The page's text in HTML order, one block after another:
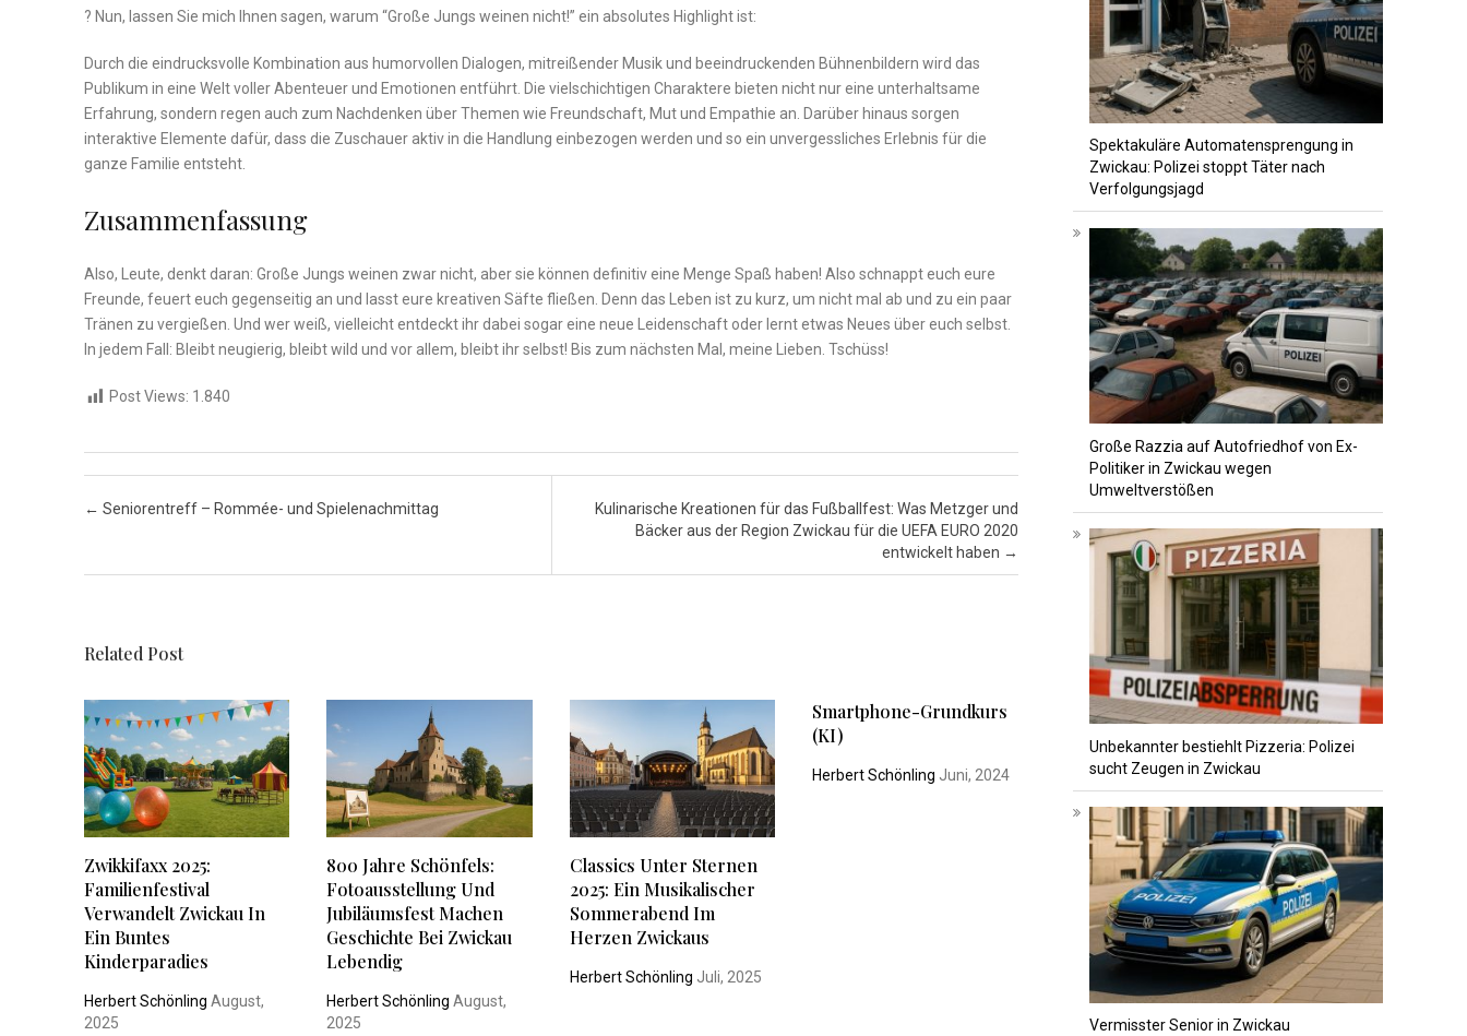
? Nun, lassen​ Sie mich Ihnen sagen, warum “Große Jungs weinen⁤ nicht!” ein absolutes ⁣Highlight ist:
Durch die eindrucksvolle Kombination ⁢aus humorvollen Dialogen,​ mitreißender ⁢Musik und beeindruckenden Bühnenbildern ⁢wird das
Publikum in eine ⁣Welt​ voller Abenteuer und Emotionen ‍entführt. Die vielschichtigen Charaktere bieten nicht ‍nur eine unterhaltsame
Erfahrung, sondern⁢ regen⁤ auch zum Nachdenken⁤ über Themen⁣ wie ⁣Freundschaft, Mut und Empathie an. Darüber hinaus ⁢sorgen⁢
interaktive ​Elemente dafür,⁣ dass ⁣die⁢ Zuschauer aktiv⁢ in‌ die Handlung einbezogen ​werden und ⁣so ein ⁢unvergessliches Erlebnis‌ für die
ganze Familie entsteht.
Zusammenfassung
Also, Leute, denkt daran: Große Jungs weinen zwar nicht, ⁣aber sie‌ können definitiv eine Menge Spaß haben! Also schnappt euch eure
‌Freunde, feuert euch gegenseitig an und lasst eure kreativen Säfte fließen. Denn das Leben‌ ist⁣ zu kurz, um nicht mal ‍ab⁢ und zu ein paar
Tränen zu vergießen. Und wer​ weiß, vielleicht ‍entdeckt ihr dabei sogar eine neue Leidenschaft oder lernt etwas Neues über euch selbst.
In jedem Fall: ‍Bleibt neugierig,‌ bleibt wild und vor allem, bleibt ihr selbst! Bis zum‍ nächsten ⁢Mal, meine Lieben. Tschüss!
Post Views: 1.840
Post navigation
← Seniorentreff – Rommée- und Spielenachmittag
Kulinarische Kreationen für das Fußballfest: Was Metzger und
Bäcker aus der Region Zwickau für die UEFA EURO 2020
entwickelt haben →
Related Post
Zwikkifaxx 2025:
Familienfestival
Verwandelt Zwickau In
Ein Buntes
Kinderparadies
Herbert Schönling August,
2025
800 Jahre Schönfels:
Fotoausstellung Und
Jubiläumsfest Machen
Geschichte Bei Zwickau
Lebendig
Herbert Schönling August,
2025
Classics Unter Sternen
2025: Ein Musikalischer
Sommerabend Im
Herzen Zwickaus
Herbert Schönling Juli, 2025
Smartphone-Grundkurs
(KI)
Herbert Schönling Juni, 2024
Spektakuläre Automatensprengung in
Zwickau: Polizei stoppt Täter nach
Verfolgungsjagd
Große Razzia auf Autofriedhof von Ex-
Politiker in Zwickau wegen
Umweltverstößen
Unbekannter bestiehlt Pizzeria: Polizei
sucht Zeugen in Zwickau
Vermisster Senior in Zwickau